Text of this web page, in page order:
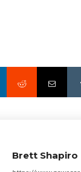
Brett Shapiro